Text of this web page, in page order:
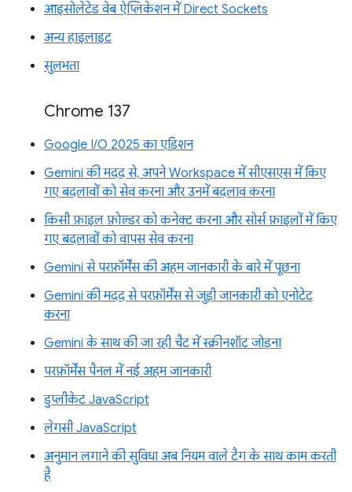
आइसोलेटेड वेब ऐप्लिकेशन में Direct Sockets
अन्य हाइलाइट
सुलभता
Chrome 137
Google I/O 2025 का एडिशन
Gemini की मदद से, अपने Workspace में सीएसएस में किए
गए बदलावों को सेव करना और उनमें बदलाव करना
किसी फ़ाइल फ़ोल्डर को कनेक्ट करना और सोर्स फ़ाइलों में किए
गए बदलावों को वापस सेव करना
Gemini से परफ़ॉर्मेंस की अहम जानकारी के बारे में पूछना
Gemini की मदद से परफ़ॉर्मेंस से जुड़ी जानकारी को एनोटेट
करना
Gemini के साथ की जा रही चैट में स्क्रीनशॉट जोड़ना
परफ़ॉर्मेंस पैनल में नई अहम जानकारी
डुप्लीकेट JavaScript
लेगसी JavaScript
अनुमान लगाने की सुविधा अब नियम वाले टैग के साथ काम करती
है